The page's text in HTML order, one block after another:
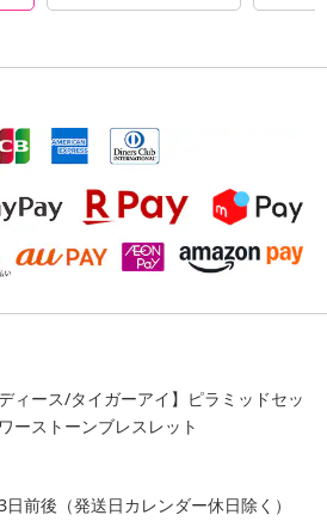
ディース/タイガーアイ】ピラミッドセッ
ーストーンブレスレット
日前後（発送日カレンダー休日除く）